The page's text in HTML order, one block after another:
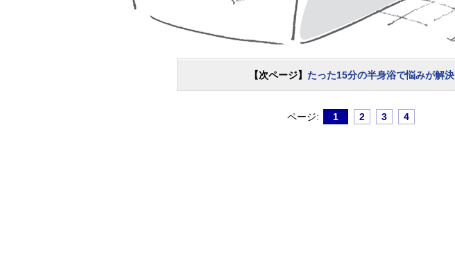
【次ページ】 たった15分の半身浴で悩みが解決
ページ: 1 2 3 4